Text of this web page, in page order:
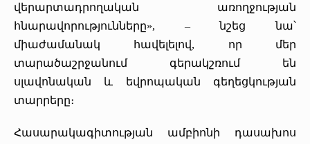
վերարտադրողական առողջության
հնարավորությունները», – նշեց նա՝
միաժամանակ հավելելով, որ մեր
տարածաշրջանում գերակշռում են
սլավոնական և եվրոպական գեղեցկության
տարրերը։
Հասարակագիտության ամբիոնի դասախոս